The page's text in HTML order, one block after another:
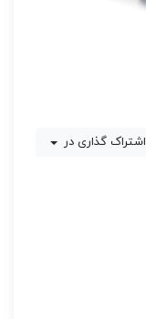
اشتراک گذاری در